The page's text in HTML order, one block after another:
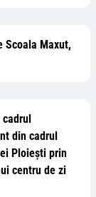
Scoala Maxut,
din cadrul
Ploiești prin
centru de zi